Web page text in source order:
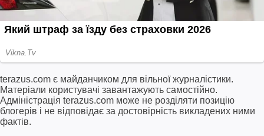
terazus.com є майданчиком для вільної журналістики.
Матеріали користувачі завантажують самостійно.
Адміністрація terazus.com може не розділяти позицію
блогерів і не відповідає за достовірність викладених ними
фактів.